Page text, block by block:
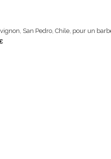
San Pedro, Chile, pour un